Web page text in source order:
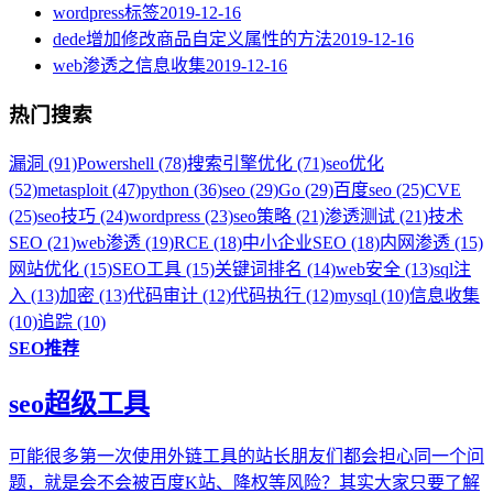
wordpress标签2019-12-16
dede增加修改商品自定义属性的方法2019-12-16
web渗透之信息收集2019-12-16
热门搜索
漏洞 (91)Powershell (78)搜索引擎优化 (71)seo优化
(52)metasploit (47)python (36)seo (29)Go (29)百度seo (25)CVE
(25)seo技巧 (24)wordpress (23)seo策略 (21)渗透测试 (21)技术
SEO (21)web渗透 (19)RCE (18)中小企业SEO (18)内网渗透 (15)
网站优化 (15)SEO工具 (15)关键词排名 (14)web安全 (13)sql注
入 (13)加密 (13)代码审计 (12)代码执行 (12)mysql (10)信息收集
(10)追踪 (10)
SEO推荐
seo超级工具
可能很多第一次使用外链工具的站长朋友们都会担心同一个问
题，就是会不会被百度K站、降权等风险？其实大家只要了解